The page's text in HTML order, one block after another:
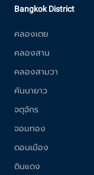
Bangkok District
คลองเตย
คลองสาน
คลองสามวา
คันนายาว
จตุจักร
จอมทอง
ดอนเมือง
ดินแดง